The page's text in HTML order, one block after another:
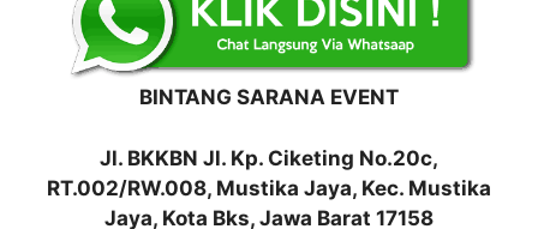
BINTANG SARANA EVENT
Jl. BKKBN Jl. Kp. Ciketing No.20c,
RT.002/RW.008, Mustika Jaya, Kec. Mustika
Jaya, Kota Bks, Jawa Barat 17158